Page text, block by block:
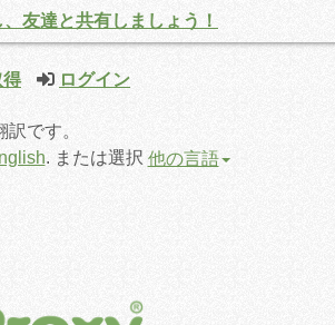
得 ログイン
です。
. または選択 他の言語
友達と共有しましょう！